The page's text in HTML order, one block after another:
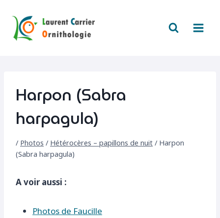
contenu
Harpon (Sabra
harpagula)
/ Photos / Hétérocères – papillons de nuit / Harpon
(Sabra harpagula)
A voir aussi :
Photos de Faucille